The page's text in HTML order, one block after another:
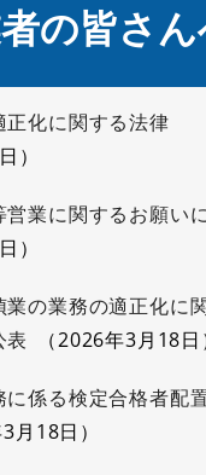
の皆さ
化に関する法律
業に関するお願い
の業務の適正化に
表
2026年3月18日
係る検定合格者配
月18日